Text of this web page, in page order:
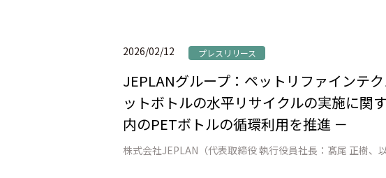
2026/02/12 プレスリリース
JEPLANグループ：ペットリファインテ
ットボトルの水平リサイクルの実施に関
内のPETボトルの循環利用を推進 －